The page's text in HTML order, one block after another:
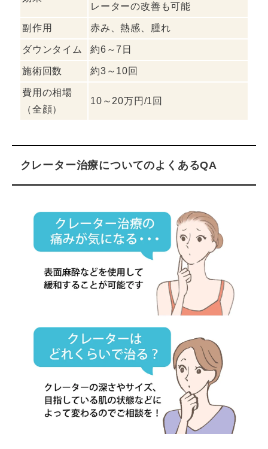
レーターの改善も可能
副作用 赤み、熱感、腫れ
ダウンタイム 約6～7日
施術回数 約3～10回
費用の相場
（全顔）
10～20万円/1回
クレーター治療についてのよくあるQA